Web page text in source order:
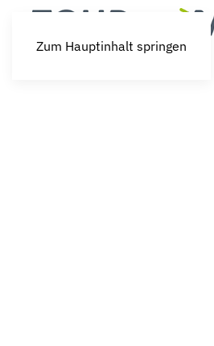
Zum Hauptinhalt springen